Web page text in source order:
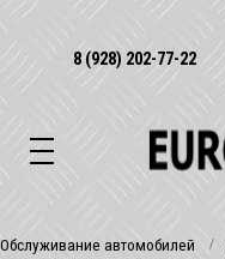
8 (928) 202-77-22
Обслуживание автомобилей